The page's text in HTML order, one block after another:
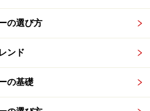
の選び方
ンド
の基礎